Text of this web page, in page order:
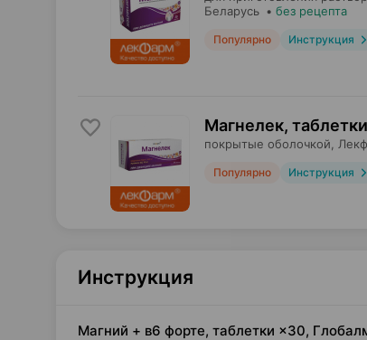
Беларусь • без рецепта
Популярно Инструкция
Магнелек, таблетки
покрытые оболочкой,
Популярно Инструкция
Инструкция
Магний + в6 форте, таблетки ×30,